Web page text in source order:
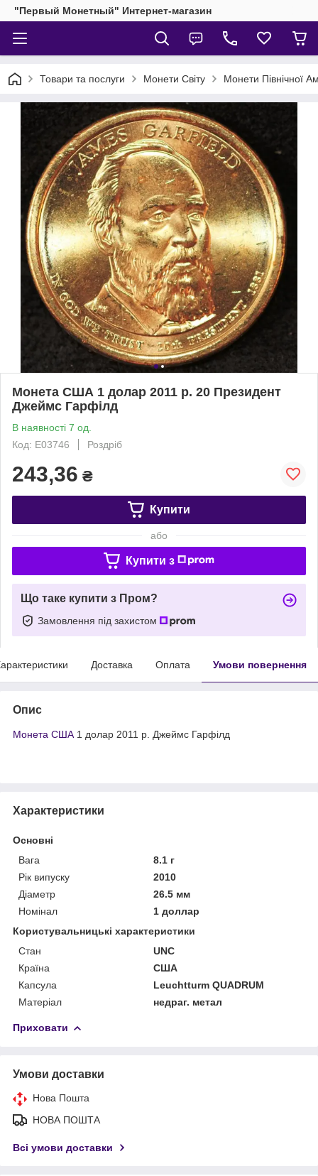
"Первый Монетный" Интернет-магазин
Товари та послуги Монети Світу Монети Північної
Монета США 1 долар 2011 р. 20 Президент
Джеймс Гарфілд
В наявності 7 од.
Код: Е03746
Роздріб
243,36 ₴
Купити
або
Купити з
Що таке купити з Пром?
Замовлення під захистом
Доставка Оплата Умови повернення
Опис
Монета США 1 долар 2011 р. Джеймс Гарфілд
Характеристики
Основні
Вага
8.1 г
Рік випуску
2010
Діаметр
26.5 мм
Номінал
1 доллар
Користувальницькі характеристики
Стан
UNC
Країна
США
Капсула
Leuchtturm QUADRUM
Матеріал
недраг. метал
Приховати
Умови доставки
Нова Пошта
НОВА ПОШТА
Всі умови доставки